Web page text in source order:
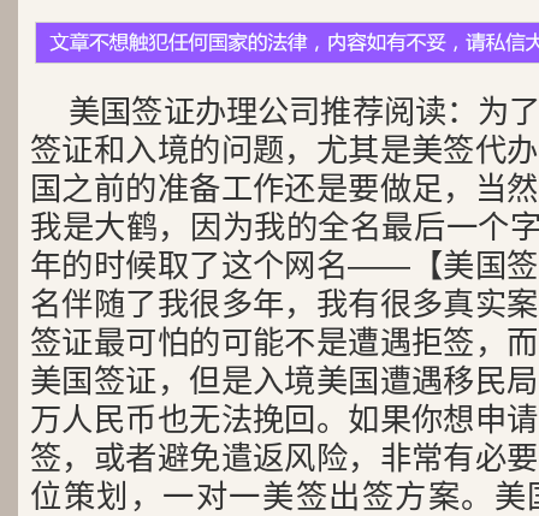
美国签证办理公司推荐阅读：为
签证和入境的问题，尤其是美签代
国之前的准备工作还是要做足，当
我是大鹤，因为我的全名最后一个
年的时候取了这个网名——【美国
名伴随了我很多年，我有很多真实
签证最可怕的可能不是遭遇拒签，
美国签证，但是入境美国遭遇移民
万人民币也无法挽回。如果你想申
签，或者避免遣返风险，非常有必
位策划，一对一美签出签方案。